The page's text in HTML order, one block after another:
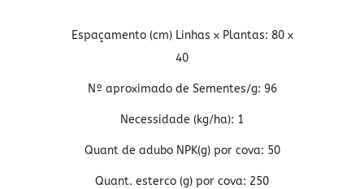
Espaçamento (cm) Linhas x Plantas: 80 x
40
Nº aproximado de Sementes/g: 96
Necessidade (kg/ha): 1
Quant de adubo NPK(g) por cova: 50
Quant. esterco (g) por cova: 250